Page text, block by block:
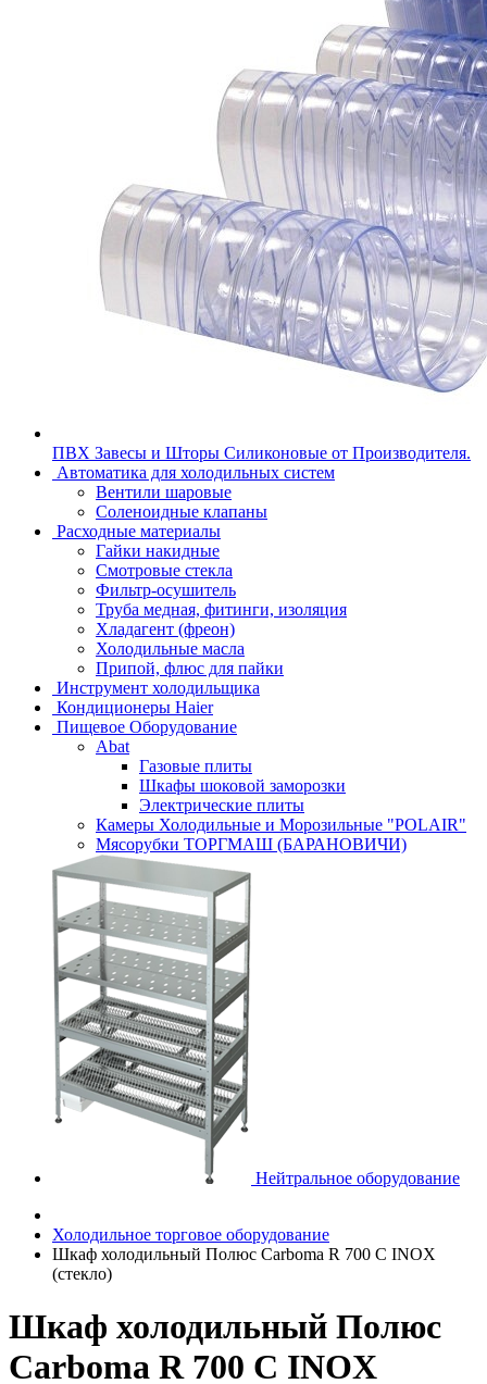
ПВХ Завесы и Шторы Силиконовые от Производителя.
Автоматика для холодильных систем
Вентили шаровые
Соленоидные клапаны
Расходные материалы
Гайки накидные
Смотровые стекла
Фильтр-осушитель
Труба медная, фитинги, изоляция
Хладагент (фреон)
Холодильные масла
Припой, флюс для пайки
Инструмент холодильщика
Кондиционеры Haier
Пищевое Оборудование
Abat
Газовые плиты
Шкафы шоковой заморозки
Электрические плиты
Камеры Холодильные и Морозильные "POLAIR"
Мясорубки ТОРГМАШ (БАРАНОВИЧИ)
Нейтральное оборудование
Холодильное торговое оборудование
Шкаф холодильный Полюс Carboma R 700 С INOX
(стекло)
Шкаф холодильный Полюс
Carboma R 700 С INOX